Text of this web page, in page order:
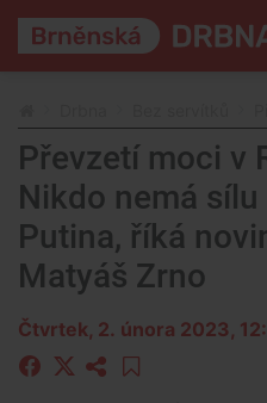
Převzetí moci v
Nikdo nemá
Putina, říká
Matyáš Zrno
Čtvrtek, 2. února 2023,